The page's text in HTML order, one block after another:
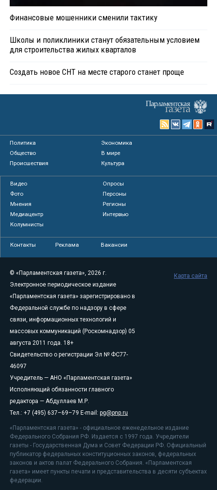
Финансовые мошенники сменили тактику
Школы и поликлиники станут обязательным условием
для строительства жилых кварталов
Создать новое СНТ на месте старого станет проще
Политика
Экономика
Общество
В мире
Происшествия
Культура
Видео
Опросы
Фото
Персоны
Мнения
Регионы
Медиацентр
Интервью
Колумнисты
Контакты Реклама Вакансии
© «Парламентская газета», 2026 г.
Электронное периодическое издание
«Парламентская газета» зарегистрировано в
Федеральной службе по надзору в сфере
связи, информационных технологий и
массовых коммуникаций (Роскомнадзор) 05
августа 2011 года. 18+
Свидетельство о регистрации Эл № ФС77-
46097
Учредитель — АНО «Парламентская газета»
Исполняющий обязанности главного
редактора — Абдуллаев М.Р.
Тел.: +7 (495) 637–69–79 E-mail: pg@pnp.ru
«Парламентская газета» - официальное еженедельное издание
Федерального Собрания РФ. Издается с 1997 года. Учредители
газеты - Государственная Дума и Совет Федерации РФ. Официальный
публикатор федеральных конституционных законов, федеральных
законов и актов палат Федерального Собрания. «Парламентская
газета» имеет пункты печати и представительства в десяти субъектах
федерации.
Карта сайта